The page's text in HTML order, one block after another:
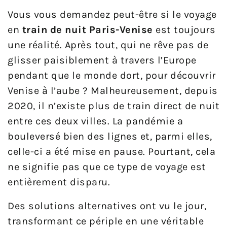
Vous vous demandez peut-être si le voyage
en train de nuit Paris-Venise est toujours
une réalité. Après tout, qui ne rêve pas de
glisser paisiblement à travers l’Europe
pendant que le monde dort, pour découvrir
Venise à l’aube ? Malheureusement, depuis
2020, il n’existe plus de train direct de nuit
entre ces deux villes. La pandémie a
bouleversé bien des lignes et, parmi elles,
celle-ci a été mise en pause. Pourtant, cela
ne signifie pas que ce type de voyage est
entièrement disparu.
Des solutions alternatives ont vu le jour,
transformant ce périple en une véritable